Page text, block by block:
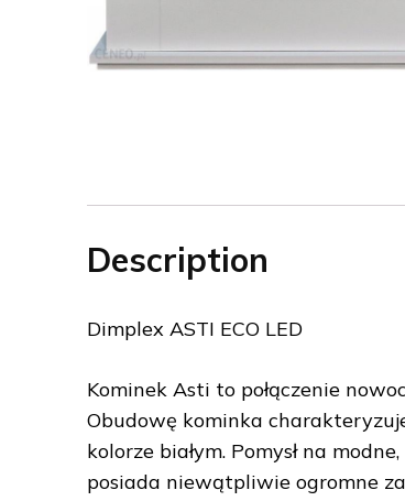
Description
Dimplex ASTI ECO LED
Kominek Asti to połączenie
Obudowę kominka
kolorze białym. Pomysł na
posiada niewątpliwie ogromne